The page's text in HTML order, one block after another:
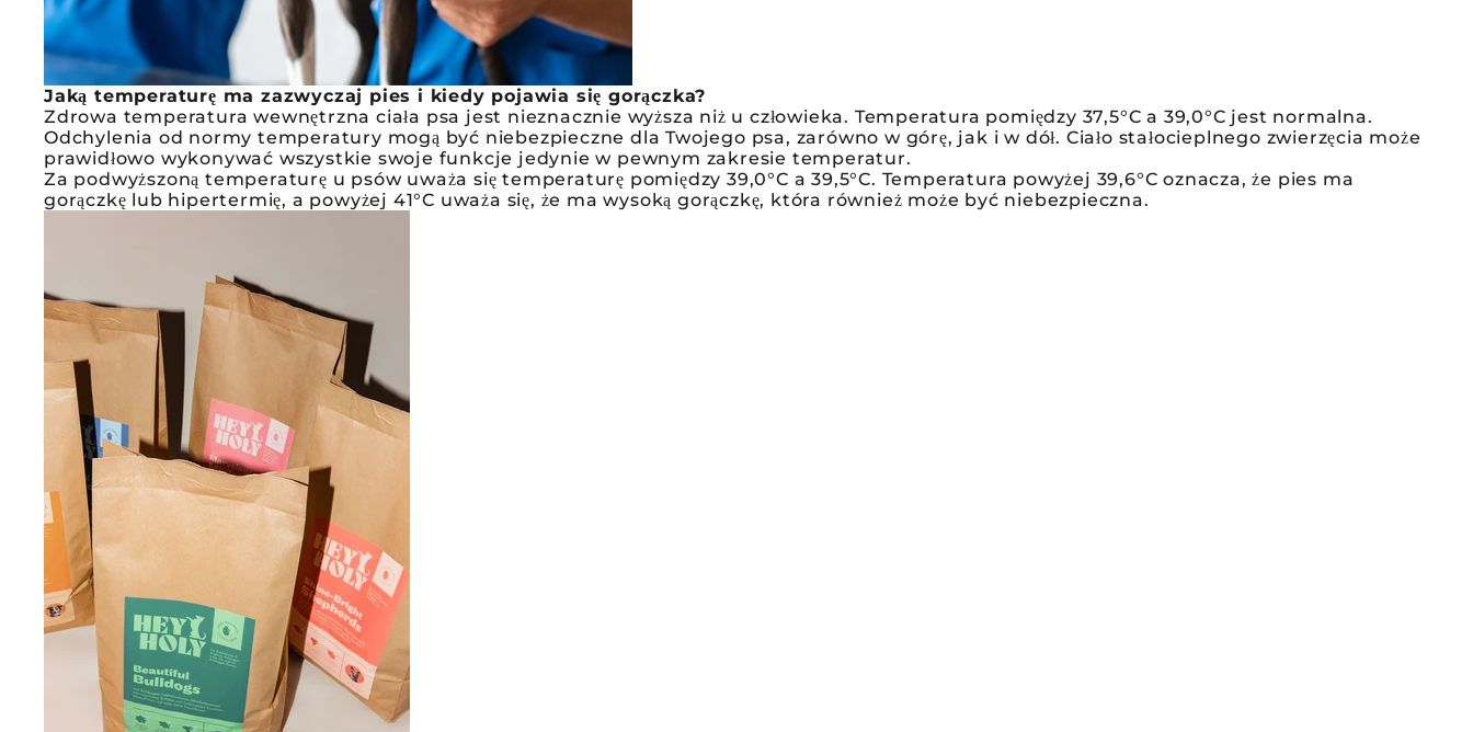
Jaką temperaturę ma zazwyczaj pies i kiedy pojawia się gorączka?
Zdrowa temperatura wewnętrzna ciała psa jest nieznacznie wyższa niż u człowieka. Temperatura pomiędzy 37,5°C a 39,0°C jest normalna.
Odchylenia od normy temperatury mogą być niebezpieczne dla Twojego psa, zarówno w górę, jak i w dół. Ciało stałocieplnego zwierzęcia może
prawidłowo wykonywać wszystkie swoje funkcje jedynie w pewnym zakresie temperatur.
Za podwyższoną temperaturę u psów uważa się temperaturę pomiędzy 39,0°C a 39,5°C. Temperatura powyżej 39,6°C oznacza, że ​​pies ma
gorączkę lub hipertermię, a powyżej 41°C uważa się, że ma wysoką gorączkę, która również może być niebezpieczna.